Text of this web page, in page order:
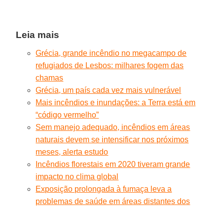
Leia mais
Grécia, grande incêndio no megacampo de
refugiados de Lesbos: milhares fogem das
chamas
Grécia, um país cada vez mais vulnerável
Mais incêndios e inundações: a Terra está em
“código vermelho”
Sem manejo adequado, incêndios em áreas
naturais devem se intensificar nos próximos
meses, alerta estudo
Incêndios florestais em 2020 tiveram grande
impacto no clima global
Exposição prolongada à fumaça leva a
problemas de saúde em áreas distantes dos